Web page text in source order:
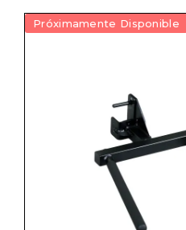
Próximamente Disponible